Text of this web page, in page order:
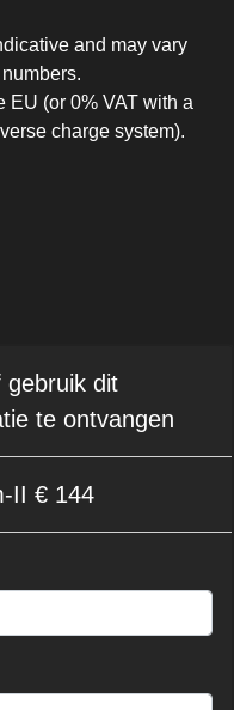
and may vary
EU (or 0% VAT with a
charge system).
gebruik dit
te ontvangen
II € 144